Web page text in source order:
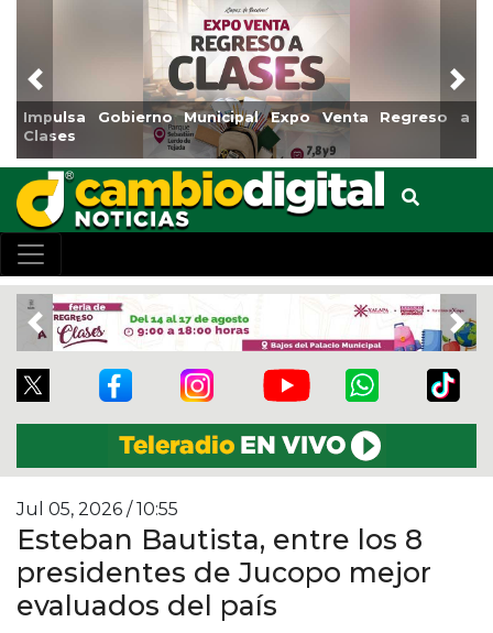
Municipal Expo Venta Regreso a
Reabrirá
Previous
Previous
Jul 05, 2026 / 10:55
Esteban Bautista, entre los 8
presidentes de Jucopo mejor
evaluados del país